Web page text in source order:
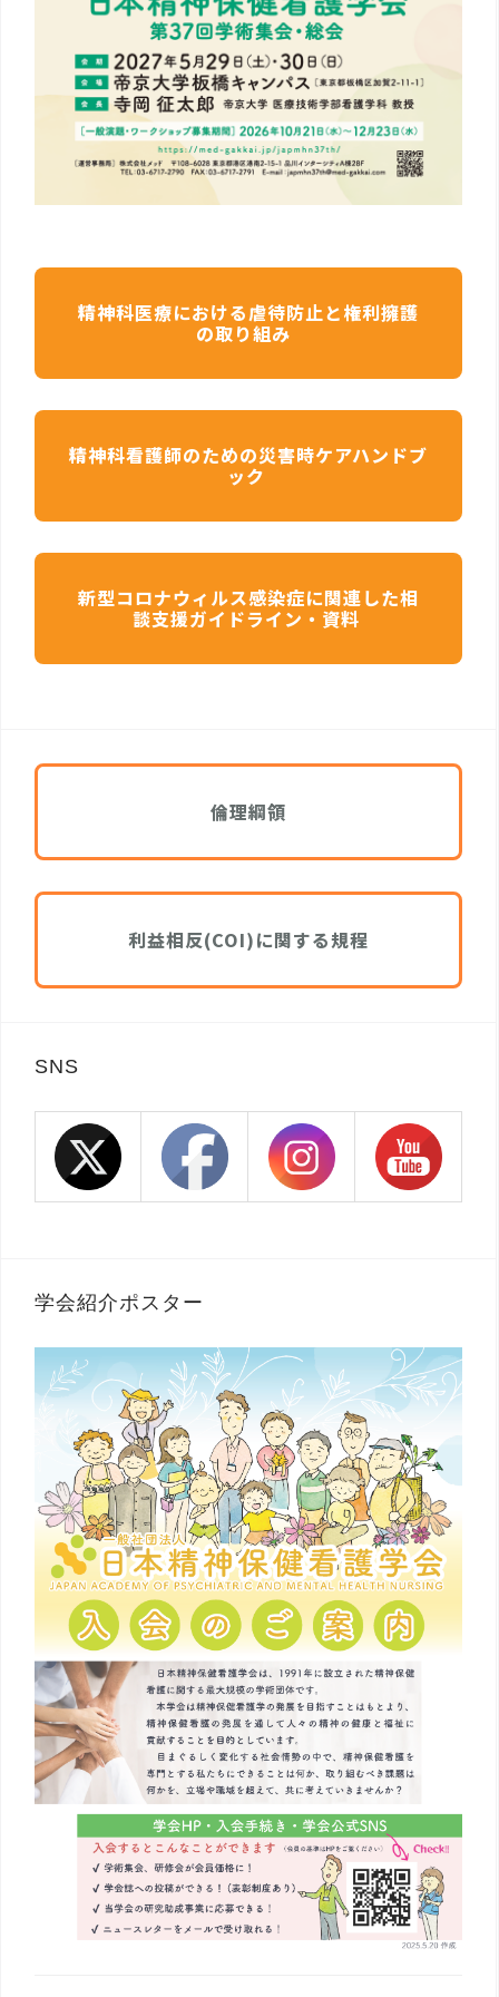
精神科医療における虐待防止と権利擁護
の取り組み
精神科看護師のための災害時ケアハンドブ
ック
新型コロナウィルス感染症に関連した相
談支援ガイドライン・資料
倫理綱領
利益相反(COI)に関する規程
SNS
学会紹介ポスター